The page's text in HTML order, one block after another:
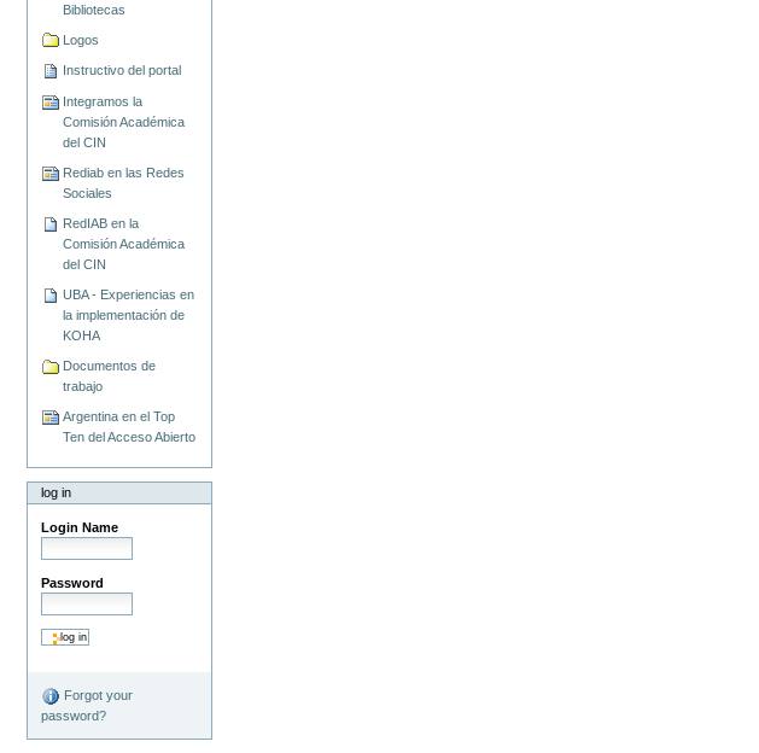
Bibliotecas
Logos
Instructivo del portal
Integramos la
Comisión Académica
del CIN
Rediab en las Redes
Sociales
RedIAB en la
Comisión Académica
del CIN
UBA - Experiencias en
la implementación de
KOHA
Documentos de
trabajo
Argentina en el Top
Ten del Acceso Abierto
log in
Login Name
Password
Forgot your
password?